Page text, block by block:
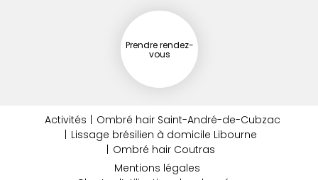
Prendre rendez-
vous
Activités
Ombré hair Saint-André-de-Cubzac
Lissage brésilien à domicile Libourne
Ombré hair Coutras
Mentions légales